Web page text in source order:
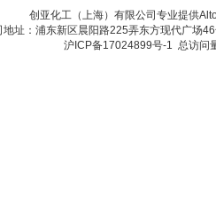
创亚化工（上海）有限公司专业提供
地址：浦东新区晨阳路225弄东方现代广场
沪ICP备17024899号-1 总访问